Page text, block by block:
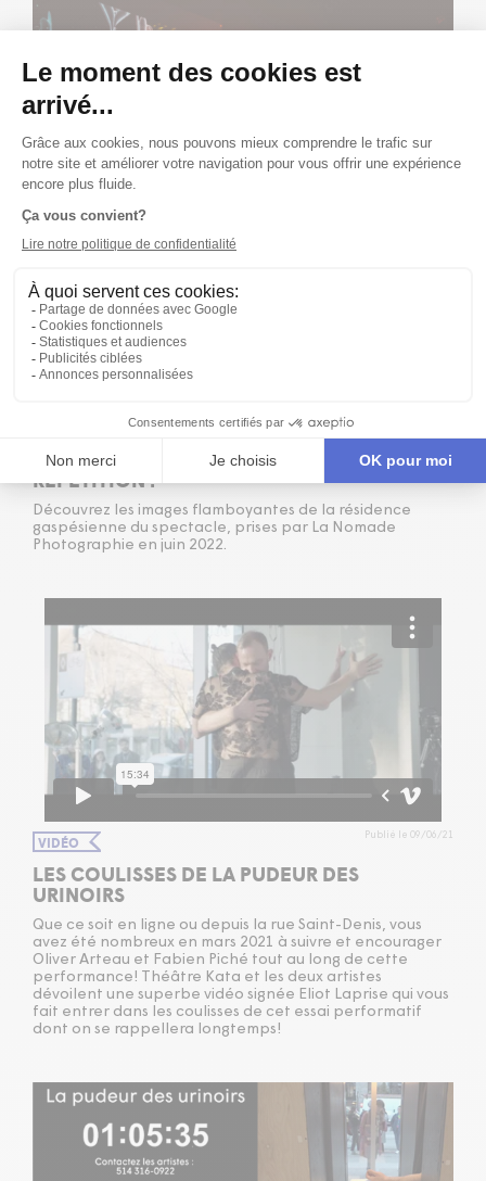
PISSER DEBOUT SANS LEVER SA JUPE EN
RÉPÉTITION !
Découvrez les images flamboyantes de la résidence
gaspésienne du spectacle, prises par La Nomade
Photographie en juin 2022.
VIDÉO Publié le 09/06/21
LES COULISSES DE LA PUDEUR DES
URINOIRS
Que ce soit en ligne ou depuis la rue Saint-Denis, vous
avez été nombreux en mars 2021 à suivre et encourager
Oliver Arteau et Fabien Piché tout au long de cette
performance! Théâtre Kata et les deux artistes
dévoilent une superbe vidéo signée Eliot Laprise qui vous
fait entrer dans les coulisses de cet essai performatif
dont on se rappellera longtemps!